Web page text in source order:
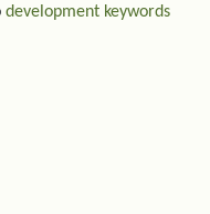
development keywords